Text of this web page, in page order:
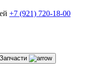
+7 (921) 720-18-00
Запчасти